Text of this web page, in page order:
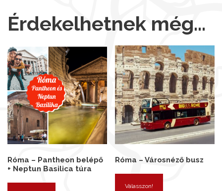
Érdekelhetnek még…
Róma – Pantheon belépő
+ Neptun Basilica túra
Róma – Városnéző busz
Válasszon!